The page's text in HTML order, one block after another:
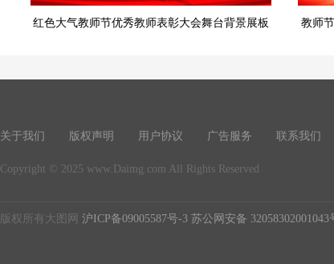
红色大气教师节优秀教师表彰大会舞台背景展板 教师
关于我们 版权声明 用户协议 广告服务 联系我们
Copyright © 2025 www.Daimg.com All Rights Reserved
版权所有大图网 沪ICP备09005587号-3 苏公网安备 32058302001043